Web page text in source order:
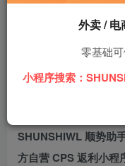
手，由顺势云官方打
与全场景优惠聚合的
钱、代理招商” 三重
利。
一、顺势助手是
SHUNSHIWL 顺势助
方自营 CPS 返利小程
外卖 / 电
零基础可
小程序搜索：